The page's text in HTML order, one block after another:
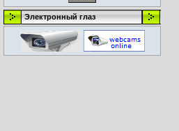
Электронный глаз